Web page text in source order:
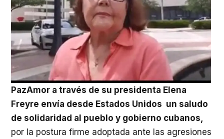
PazAmor a través de su presidenta Elena
Freyre envía desde Estados Unidos un saludo
de solidaridad al pueblo y gobierno cubanos,
por la postura firme adoptada ante las agresiones